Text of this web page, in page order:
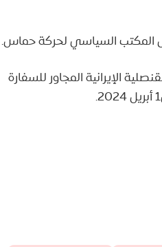
المكتب السياسي لحركة حماس.
الإيرانية المجاور للسفارة